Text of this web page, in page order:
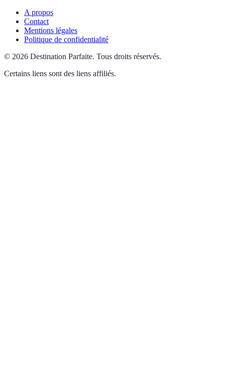
A propos
Contact
Mentions légales
Politique de confidentialité
© 2026 Destination Parfaite. Tous droits réservés.
Certains liens sont des liens affiliés.